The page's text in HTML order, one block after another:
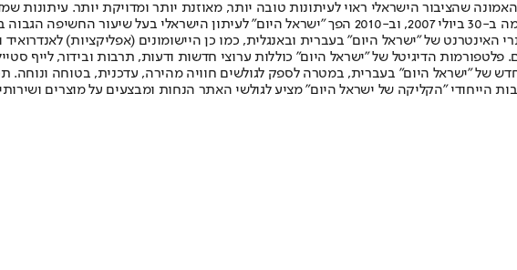
שהציבור הישראלי ראוי לעיתונות טובה יותר, מאוזנת יותר ומדויקת יותר. עיתונות
תשלום. המהדורה המודפסת הראשונה פורסמה ב-30 ביולי 2007, וב-2010 הפך "ישראל היום"
פלטפורמות הדיגיטל של "ישראל היום" כוללות ערוצי חדשות ודעות, תרבות ובידור, לייף
החדש של "ישראל היום" בעברית, במטרה לספק לגולשים חוויה מהירה, עדכנית, בטוחה
הייחודי "הקליקה של ישראל היום" מציע לגולשי האתר הנחות ומבצעים על מוצרים